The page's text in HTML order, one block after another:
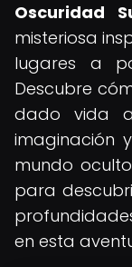
Oscuridad
misteriosa
lugares a
Descubre
dado vida
imaginación
mundo
para
en esta